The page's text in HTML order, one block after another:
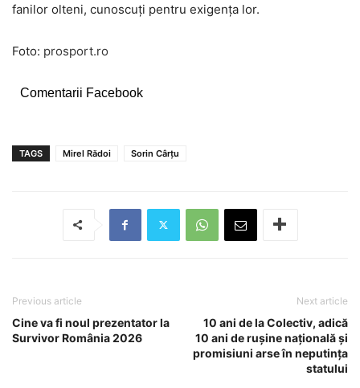
fanilor olteni, cunoscuți pentru exigența lor.
Foto: prosport.ro
Comentarii Facebook
TAGS Mirel Rădoi Sorin Cârțu
Previous article
Cine va fi noul prezentator la
Survivor România 2026
Next article
10 ani de la Colectiv, adică
10 ani de rușine națională și
promisiuni arse în neputința
statului